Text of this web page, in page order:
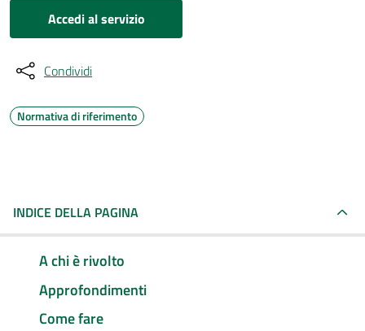
Accedi al servizio
Condividi
Normativa di riferimento
INDICE DELLA PAGINA
A chi è rivolto
Approfondimenti
Come fare